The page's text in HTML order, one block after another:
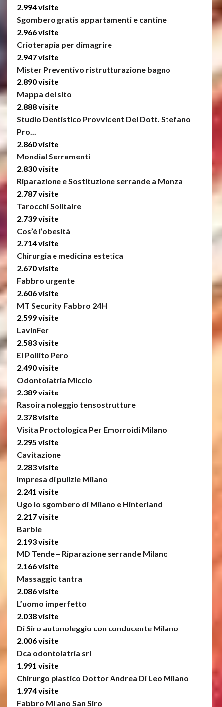
2.994 visite
Sgombero gratis appartamenti e cantine
2.966 visite
Crioterapia per dimagrire
2.947 visite
Mister Preventivo ristrutturazione bagno
2.890 visite
Mappa del sito
2.888 visite
Studio Dentistico Provvident Del Dott. Stefano
Pro...
2.860 visite
Mondial Serramenti
2.830 visite
Riparazione e Sostituzione serrande a Monza
2.787 visite
Tarocchi Solitaire
2.739 visite
Cos’è l’obesità
2.714 visite
Chirurgia e medicina estetica
2.670 visite
Fabbro urgente
2.606 visite
MT Security Fabbro 24H
2.599 visite
LavInFer
2.583 visite
El Pollito Pero
2.490 visite
Odontoiatria Miccio
2.389 visite
Rasoira noleggio tensostrutture
2.378 visite
Visita Proctologica Per Emorroidi Milano
2.295 visite
Cavitazione
2.283 visite
Impresa di pulizie Milano
2.241 visite
Ugo lo sgombero di Milano e Hinterland
2.217 visite
Barbie
2.193 visite
MD Tende – Riparazione serrande Milano
2.166 visite
Massaggio tantra
2.086 visite
L’uomo imperfetto
2.038 visite
Di Siro autonoleggio con conducente Milano
2.006 visite
Dca odontoiatria srl
1.991 visite
Chirurgo plastico Dottor Andrea Di Leo Milano
1.974 visite
Fabbro Milano San Siro